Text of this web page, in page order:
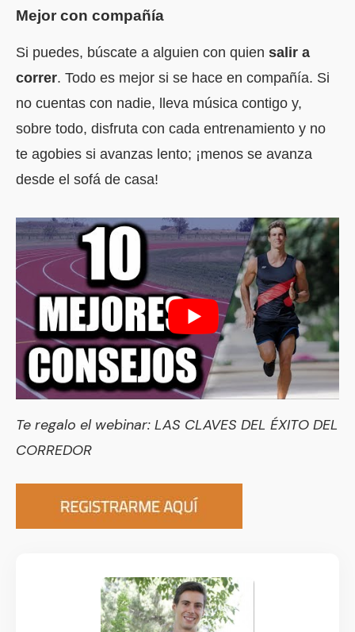
Mejor con compañía
Si puedes, búscate a alguien con quien salir a
correr. Todo es mejor si se hace en compañía. Si
no cuentas con nadie, lleva música contigo y,
sobre todo, disfruta con cada entrenamiento y no
te agobies si avanzas lento; ¡menos se avanza
desde el sofá de casa!
Te regalo el webinar: LAS CLAVES DEL ÉXITO DEL
CORREDOR